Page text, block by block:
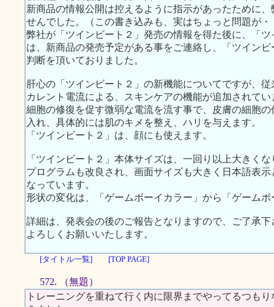
新商品の情報公開は控えるように指示があったために
せんでした。（この書き込みも、実はちょっと問題が・
弊社が「ツインビート２」発売の情報を得た後に、「
は、新商品の発売予定がある事をご連絡し、「ツイン
判断を頂いておりました。
肝心の「ツインビート２」の新機能についてですが、
カレント電流による、スキンケアの機能が追加されてい
細胞の修復を促す微弱な電流を流す事で、皮膚の細胞
入れ、具体的には肌のキメを整え、ハリを与えます。
「ツインビート２」は、顔にも使えます。
「ツインビート２」本体サイズは、一回り以上大きく
プログラムも改良され、画面サイズも大きく日本語表
なっています。
形状の変化は、「ゲームボーイカラー」から「ゲーム
詳細は、発表会の後のご報告となりますので、ご了承下
よろしくお願いいたします。
[タイトル一覧] [TOP PAGE]
572. （無題）
トレーニングを重ねて行く内に限界までやってるつも